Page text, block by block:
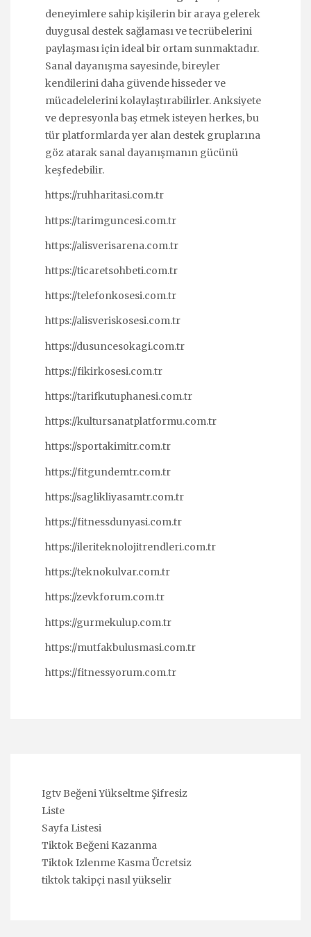
deneyimlere sahip kişilerin bir araya gelerek
duygusal destek sağlaması ve tecrübelerini
paylaşması için ideal bir ortam sunmaktadır.
Sanal dayanışma sayesinde, bireyler
kendilerini daha güvende hisseder ve
mücadelelerini kolaylaştırabilirler. Anksiyete
ve depresyonla baş etmek isteyen herkes, bu
tür platformlarda yer alan destek gruplarına
göz atarak sanal dayanışmanın gücünü
keşfedebilir.
https://ruhharitasi.com.tr
https://tarimguncesi.com.tr
https://alisverisarena.com.tr
https://ticaretsohbeti.com.tr
https://telefonkosesi.com.tr
https://alisveriskosesi.com.tr
https://dusuncesokagi.com.tr
https://fikirkosesi.com.tr
https://tarifkutuphanesi.com.tr
https://kultursanatplatformu.com.tr
https://sportakimitr.com.tr
https://fitgundemtr.com.tr
https://saglikliyasamtr.com.tr
https://fitnessdunyasi.com.tr
https://ileriteknolojitrendleri.com.tr
https://teknokulvar.com.tr
https://zevkforum.com.tr
https://gurmekulup.com.tr
https://mutfakbulusmasi.com.tr
https://fitnessyorum.com.tr
Igtv Beğeni Yükseltme Şifresiz
Liste
Sayfa Listesi
Tiktok Beğeni Kazanma
Tiktok Izlenme Kasma Ücretsiz
tiktok takipçi nasıl yükselir